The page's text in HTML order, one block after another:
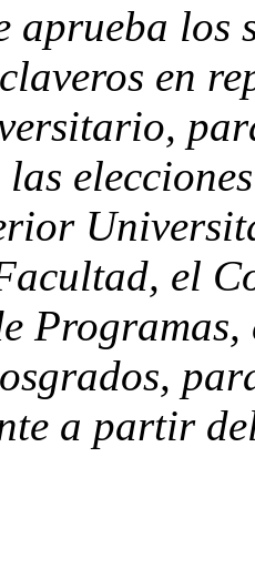
aprueba los
en
el
a partir